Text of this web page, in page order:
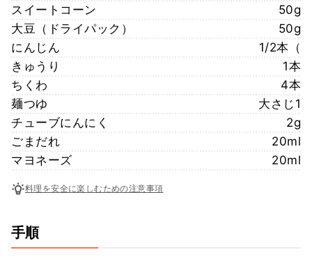
スイートコーン
50g
大豆（ドライパック）
50g
にんじん
1/2本（
きゅうり
1本
ちくわ
4本
麺つゆ
大さじ1
チューブにんにく
2g
ごまだれ
20ml
マヨネーズ
20ml
料理を安全に楽しむための注意事項
手順